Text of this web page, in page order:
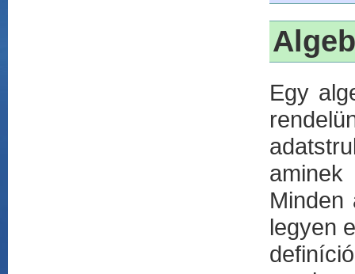
Egy
aminek
Minden
legyen